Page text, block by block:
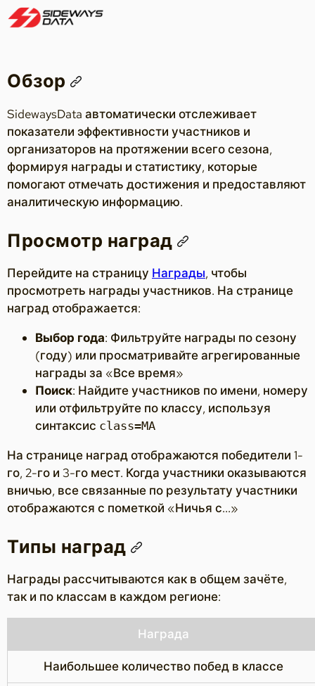
Обзор
SidewaysData автоматически отслеживает
показатели эффективности участников и
организаторов на протяжении всего сезона,
формируя награды и статистику, которые
помогают отмечать достижения и предоставляют
аналитическую информацию.
Просмотр наград
Перейдите на страницу Награды, чтобы
просмотреть награды участников. На странице
наград отображается:
Выбор года: Фильтруйте награды по сезону
(году) или просматривайте агрегированные
награды за «Все время»
Поиск: Найдите участников по имени, номеру
или отфильтруйте по классу, используя
синтаксис class=MA
На странице наград отображаются победители 1-
го, 2-го и 3-го мест. Когда участники оказываются
вничью, все связанные по результату участники
отображаются с пометкой «Ничья с...»
Типы наград
Награды рассчитываются как в общем зачёте,
так и по классам в каждом регионе:
Награда
Наибольшее количество побед в классе